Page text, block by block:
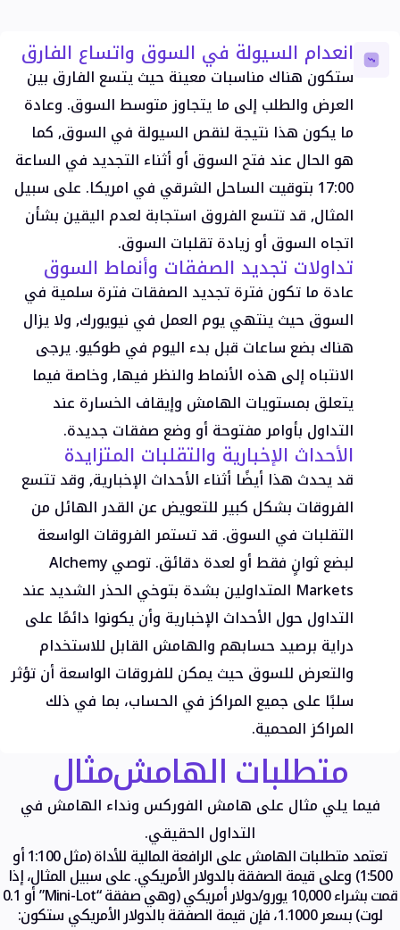
إجراءات الشركات الأسبوعية
تواريخ انتهاء عقود الآجل
أسعار السواب
العطلات القادمة
جدول مواعيد التوقيت الصيفي
معلومات عنا
الشركة
نبذة عنا
أخبار الشركة
الأسئلة الشائعة
اتصل بنا
الوظائف
شريكًا
Ar
Ar
En
انعدام السيولة في السوق واتساع الفارق
ستكون هناك مناسبات معينة حيث يتسع الفارق بين
العرض والطلب إلى ما يتجاوز متوسط السوق. وعادة
ما يكون هذا نتيجة لنقص السيولة في السوق, كما
هو الحال عند فتح السوق أو أثناء التجديد في الساعة
17:00 بتوقيت الساحل الشرقي في امريكا. على سبيل
المثال, قد تتسع الفروق استجابة لعدم اليقين بشأن
اتجاه السوق أو زيادة تقلبات السوق.
تداولات تجديد الصفقات وأنماط السوق
عادة ما تكون فترة تجديد الصفقات فترة سلمية في
السوق حيث ينتهي يوم العمل في نيويورك, ولا يزال
هناك بضع ساعات قبل بدء اليوم في طوكيو. يرجى
الانتباه إلى هذه الأنماط والنظر فيها, وخاصة فيما
يتعلق بمستويات الهامش وإيقاف الخسارة عند
التداول بأوامر مفتوحة أو وضع صفقات جديدة.
الأحداث الإخبارية والتقلبات المتزايدة
قد يحدث هذا أيضًا أثناء الأحداث الإخبارية, وقد تتسع
الفروقات بشكل كبير للتعويض عن القدر الهائل من
التقلبات في السوق. قد تستمر الفروقات الواسعة
لبضع ثوانٍ فقط أو لعدة دقائق. توصي Alchemy
Markets المتداولين بشدة بتوخي الحذر الشديد عند
التداول حول الأحداث الإخبارية وأن يكونوا دائمًا على
دراية برصيد حسابهم والهامش القابل للاستخدام
والتعرض للسوق حيث يمكن للفروقات الواسعة أن تؤثر
سلبًا على جميع المراكز في الحساب، بما في ذلك
المراكز المحمية.
متطلبات الهامشمثال
فيما يلي مثال على هامش الفوركس ونداء الهامش في
التداول الحقيقي.
تعتمد متطلبات الهامش على الرافعة المالية للأداة (مثل 1:100 أو
1:500) وعلى قيمة الصفقة بالدولار الأمريكي. على سبيل المثال، إذا
قمت بشراء 10,000 يورو/دولار أمريكي (وهي صفقة “Mini-Lot” أو 0.1
لوت) بسعر 1.1000، فإن قيمة الصفقة بالدولار الأمريكي ستكون: